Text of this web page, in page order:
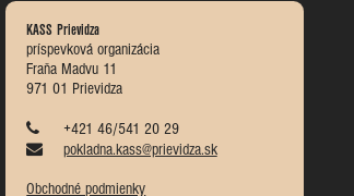
KASS Prievidza
príspevková organizácia
Fraňa Madvu 11
971 01 Prievidza
+421 46/541 20 29
pokladna.kass@prievidza.sk
Obchodné podmienky